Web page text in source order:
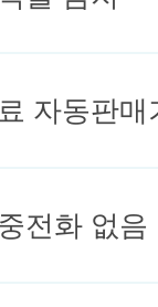
자동판매
전화 없음